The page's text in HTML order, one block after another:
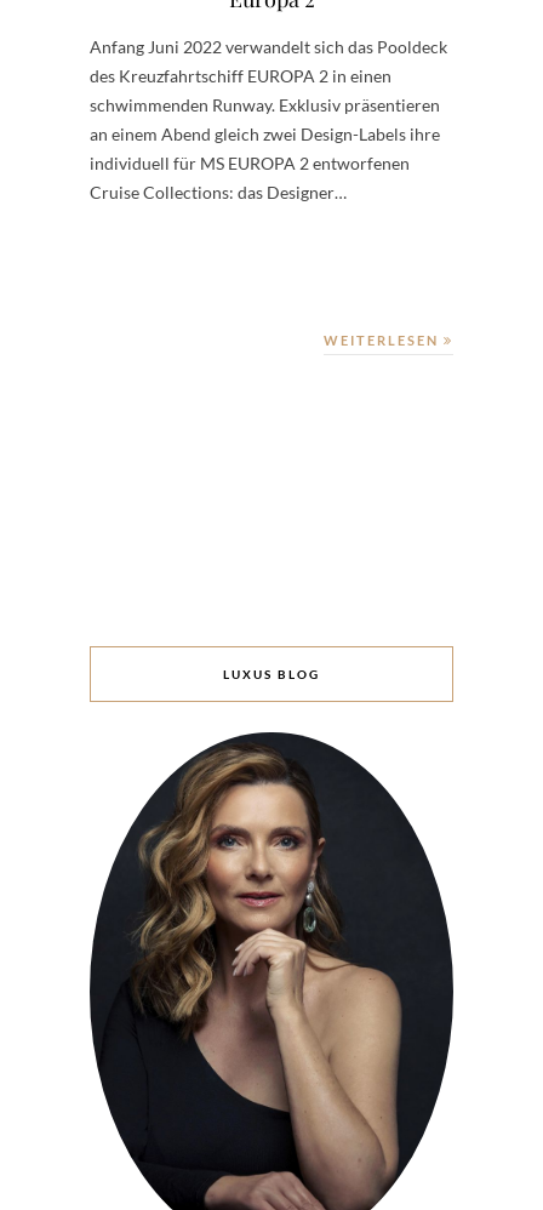
Anfang Juni 2022 verwandelt sich das Pooldeck
des Kreuzfahrtschiff EUROPA 2 in einen
schwimmenden Runway. Exklusiv präsentieren
an einem Abend gleich zwei Design-Labels ihre
individuell für MS EUROPA 2 entworfenen
Cruise Collections: das Designer…
WEITERLESEN
LUXUS BLOG